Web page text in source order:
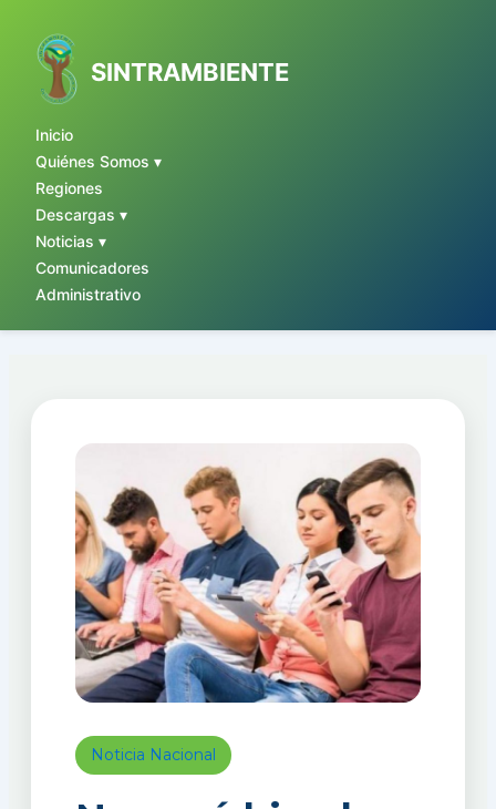
SINTRAMBIENTE
Inicio
Quiénes Somos ▾
Regiones
Descargas ▾
Noticias ▾
Comunicadores
Administrativo
contenido
Noticia Nacional